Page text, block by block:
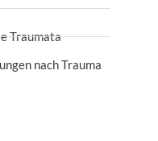
Traumata
nach Trauma